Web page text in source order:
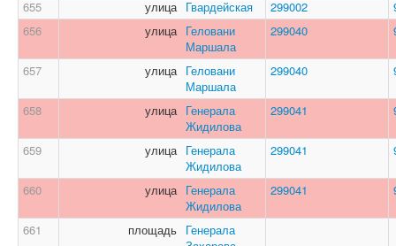
655
улица Гвардейская 299002
656
улица Геловани
Маршала
299040
657 улица Геловани
Маршала
299040
658 улица Генерала
Жидилова
299041
659 улица Генерала
Жидилова
299041
660 улица Генерала
Жидилова
299041
661 площадь Генерала